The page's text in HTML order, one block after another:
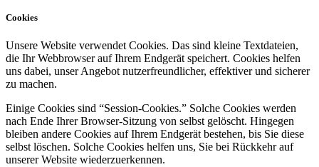
Cookies
Unsere Website verwendet Cookies. Das sind kleine Textdateien,
die Ihr Webbrowser auf Ihrem Endgerät speichert. Cookies helfen
uns dabei, unser Angebot nutzerfreundlicher, effektiver und sicherer
zu machen.
Einige Cookies sind “Session-Cookies.” Solche Cookies werden
nach Ende Ihrer Browser-Sitzung von selbst gelöscht. Hingegen
bleiben andere Cookies auf Ihrem Endgerät bestehen, bis Sie diese
selbst löschen. Solche Cookies helfen uns, Sie bei Rückkehr auf
unserer Website wiederzuerkennen.